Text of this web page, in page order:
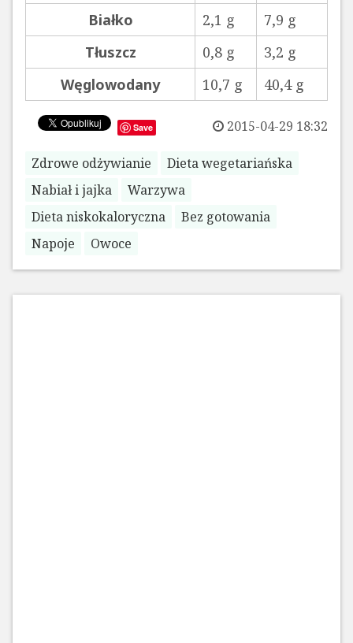
Białko 2,1 g
7,9 g
Tłuszcz
0,8 g
3,2 g
Węglowodany
10,7 g 40,4 g
2015-04-29 18:32
Save
Zdrowe odżywianie
Dieta wegetariańska
Nabiał i jajka
Warzywa
Dieta niskokaloryczna
Bez gotowania
Napoje
Owoce